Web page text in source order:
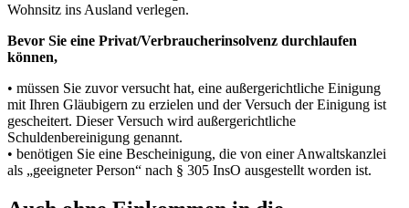
Wohnsitz ins Ausland verlegen.
Bevor Sie eine Privat/Verbraucherinsolvenz durchlaufen
können,
• müssen Sie zuvor versucht hat, eine außergerichtliche Einigung
mit Ihren Gläubigern zu erzielen und der Versuch der Einigung ist
gescheitert. Dieser Versuch wird außergerichtliche
Schuldenbereinigung genannt.
• benötigen Sie eine Bescheinigung, die von einer Anwaltskanzlei
als „geeigneter Person“ nach § 305 InsO ausgestellt worden ist.